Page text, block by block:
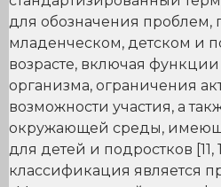
для обозначения проблем,
младенческом, детском и
возрасте, включая функции
организма, ограничения
возможности участия, а
окружающей среды,
для детей и подростков [11,
классификация является